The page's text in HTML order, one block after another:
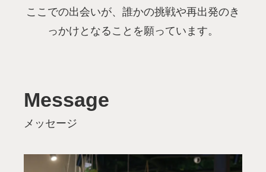
ここでの出会いが、誰かの挑戦や再出発のき
っかけとなることを願っています。
Message
メッセージ